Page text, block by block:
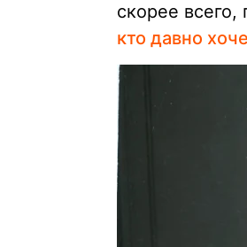
скорее всего,
кто давно